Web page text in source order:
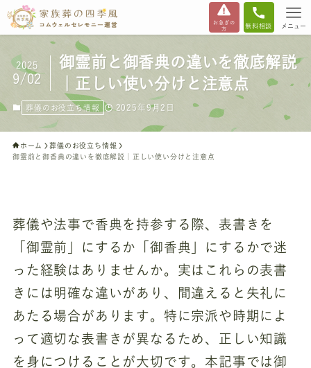
お急ぎの
方
無料相談 メニュー
御霊前と御香典の違いを徹底解説
｜正しい使い分けと注意点
2025
9/02
葬儀のお役立ち情報 2025年9月2日
ホーム
葬儀のお役立ち情報
御霊前と御香典の違いを徹底解説｜正しい使い分けと注意点
葬儀や法事で香典を持参する際、表書きを
「御霊前」にするか「御香典」にするかで迷
った経験はありませんか。実はこれらの表書
きには明確な違いがあり、間違えると失礼に
あたる場合があります。特に宗派や時期によ
って適切な表書きが異なるため、正しい知識
を身につけることが大切です。本記事では御